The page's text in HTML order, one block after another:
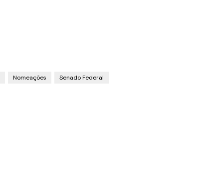
Nomeações
Senado Federal